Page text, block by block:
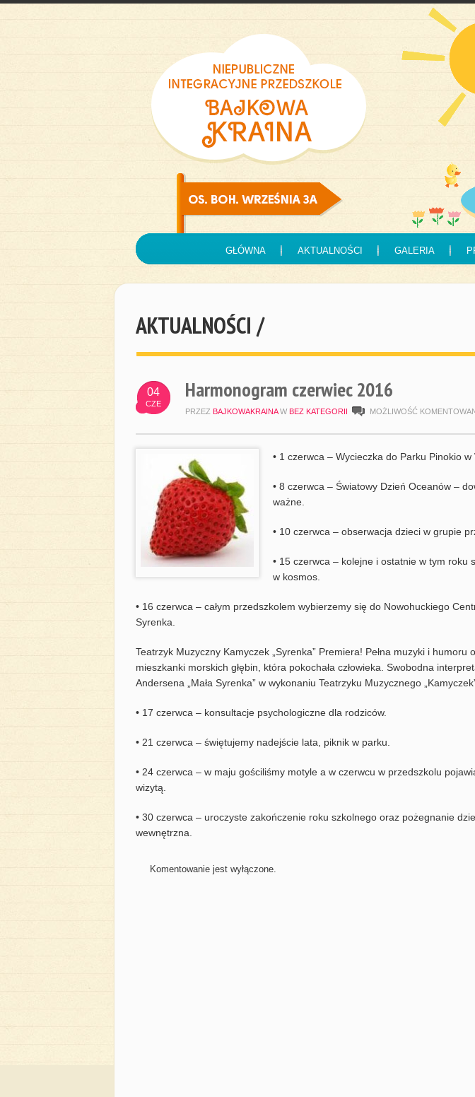
GŁÓWNA AKTUALNOŚCI GALERIA
AKTUALNOŚCI /
04
CZE
Harmonogram czerwiec 2016
PRZEZ BAJKOWAKRAINA W BEZ KATEGORII MOŻLIWOŚĆ
• 1 czerwca – Wycieczka do Parku Pinokio w
• 8 czerwca – Światowy Dzień Oceanów –
ważne.
• 10 czerwca – obserwacja dzieci w grupie
• 15 czerwca – kolejne i ostatnie w tym roku
w kosmos.
• 16 czerwca – całym przedszkolem wybierzemy się do Nowohuckiego
Syrenka.
Teatrzyk Muzyczny Kamyczek „Syrenka” Premiera! Pełna muzyki i humoru
mieszkanki morskich głębin, która pokochała człowieka. Swobodna
Andersena „Mała Syrenka” w wykonaniu Teatrzyku Muzycznego
• 17 czerwca – konsultacje psychologiczne dla rodziców.
• 21 czerwca – świętujemy nadejście lata, piknik w parku.
• 24 czerwca – w maju gościliśmy motyle a w czerwcu w przedszkolu
wizytą.
• 30 czerwca – uroczyste zakończenie roku szkolnego oraz pożegnanie
wewnętrzna.
Komentowanie jest wyłączone.